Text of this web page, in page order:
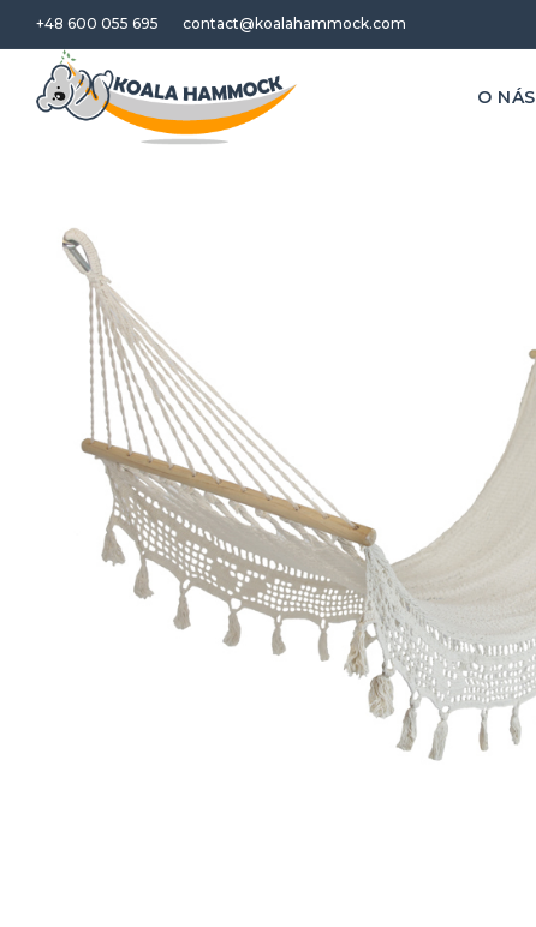
+48 600 055 695 contact@koalahammock.com
O NÁS